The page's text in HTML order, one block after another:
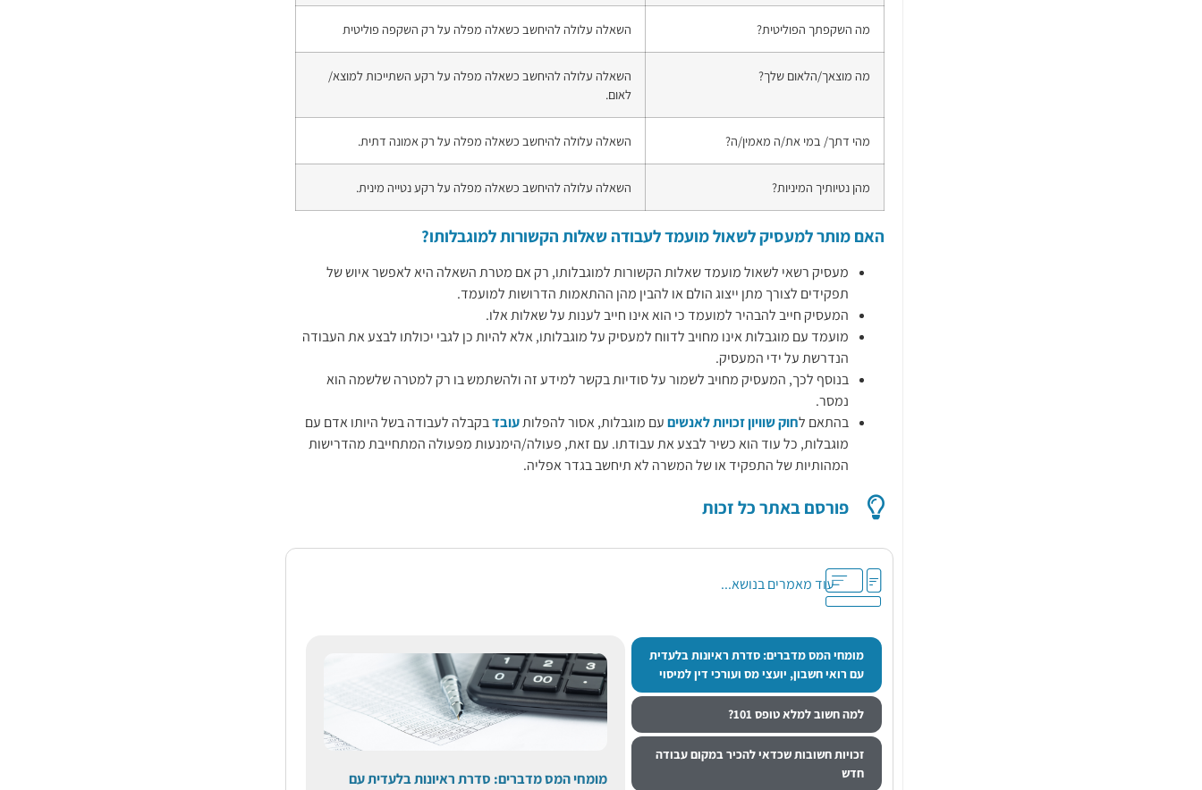
מה השקפתך הפוליטית? השאלה עלולה להיחשב כשאלה מפלה על רק השקפה פוליטית
מה מוצאך/הלאום שלך?
השאלה עלולה להיחשב כשאלה מפלה על רקע השתייכות למוצא/
לאום.
מהי דתך/ במי את/ה מאמין/ה? השאלה עלולה להיחשב כשאלה מפלה על רק אמונה דתית.
מהן נטיותיך המיניות? השאלה עלולה להיחשב כשאלה מפלה על רקע נטייה מינית.
האם מותר למעסיק לשאול מועמד לעבודה שאלות הקשורות למוגבלותו?
מעסיק רשאי לשאול מועמד שאלות הקשורות למוגבלותו, רק אם מטרת השאלה היא לאפשר איוש של
תפקידים לצורך מתן ייצוג הולם או להבין מהן ההתאמות הדרושות למועמד.
המעסיק חייב להבהיר למועמד כי הוא אינו חייב לענות על שאלות אלו.
מועמד עם מוגבלות אינו מחויב לדווח למעסיק על מוגבלותו, אלא להיות כן לגבי יכולתו לבצע את העבודה
הנדרשת על ידי המעסיק.
בנוסף לכך, המעסיק מחויב לשמור על סודיות בקשר למידע זה ולהשתמש בו רק למטרה שלשמה הוא
נמסר.
בהתאם לחוק שוויון זכויות לאנשיםעם מוגבלות, אסור להפלותעובדבקבלה לעבודה בשל היותו אדם עם
מוגבלות, כל עוד הוא כשיר לבצע את עבודתו. עם זאת, פעולה/הימנעות מפעולה המתחייבת מהדרישות
המהותיות של התפקיד או של המשרה לא תיחשב בגדר אפליה.
פורסם באתר כל זכות
עוד מאמרים בנושא...
מומחי המס מדברים: סדרת ראיונות בלעדית
עם רואי חשבון, יועצי מס ועורכי דין למיסוי
למה חשוב למלא טופס 101?
זכויות חשובות שכדאי להכיר במקום עבודה
חדש
מומחי המס מדברים: סדרת ראיונות בלעדית עם